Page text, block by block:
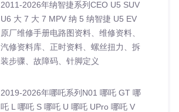
2011-2026年纳智捷系列CEO U5 SUV
U6 大 7 大 7 MPV 纳 5 纳智捷 U5 EV
原厂维修手册电路图资料、维修资料、
汽修资料库、正时资料、螺丝扭力、拆
装步骤、故障码、针脚定义
2019-2026年哪吒系列N01 哪吒 GT 哪
吒 L 哪吒 S 哪吒 U 哪吒 UPro 哪吒 V